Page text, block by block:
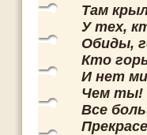
Там
У тех,
Обиды,
Кто
И нет
Чем ты!
Все